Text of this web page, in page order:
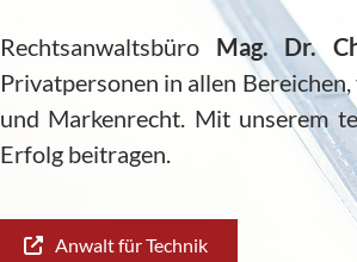
Rechtsanwaltsbüro Mag. Dr.
Privatpersonen in allen
und Markenrecht. Mit unserem
Erfolg beitragen.
Anwalt für Technik